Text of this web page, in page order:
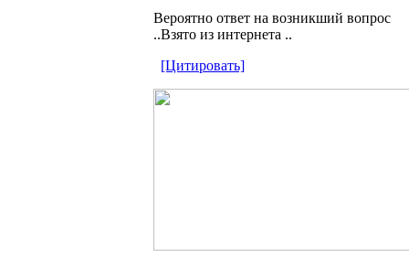
Вероятно ответ на возникший вопрос
..Взято из интернета ..
[Цитировать]